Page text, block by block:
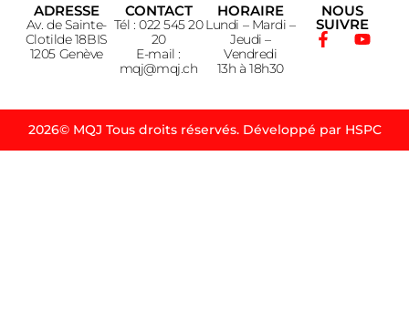
ADRESSE
Av. de Sainte-
Clotilde 18BIS
1205 Genève
CONTACT
Tél : 022 545 20
20
E-mail :
mqj@mqj.ch
HORAIRE
Lundi – Mardi –
Jeudi –
Vendredi
13h à 18h30
NOUS
SUIVRE
2026© MQJ Tous droits réservés. Développé par HSPC